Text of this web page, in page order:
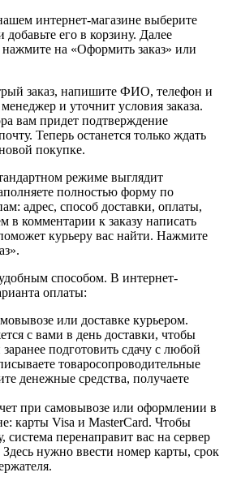
интернет-магазине выберите
его в корзину. Далее
на «Оформить заказ» или
заказ, напишите ФИО, телефон и
и уточнит условия заказа.
вам придет подтверждение
Теперь останется только ждать
покупке.
режиме выглядит
полностью форму по
адрес, способ доставки, оплаты,
в комментарии к заказу написать
курьеру вас найти. Нажмите
способом. В интернет-
оплаты:
или доставке курьером.
с вами в день доставки, чтобы
подготовить сдачу с любой
товаросопроводительные
денежные средства, получаете
при самовывозе или оформлении в
карты Visa и MasterCard. Чтобы
система перенаправит вас на сервер
нужно ввести номер карты, срок